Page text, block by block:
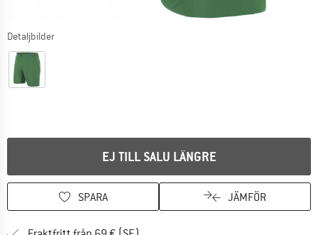
Detaljbilder
EJ TILL SALU LÄNGRE
SPARA JÄMFÖR